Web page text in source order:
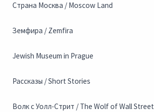
Страна Москва / Moscow Land
Земфира / Zemfira
Jewish Museum in Prague
Рассказы / Short Stories
Волк с Уолл-Стрит / The Wolf of Wall Street